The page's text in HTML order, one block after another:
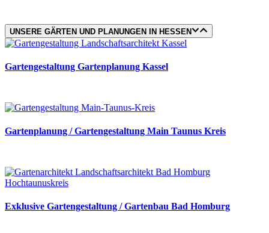
UNSERE GÄRTEN UND PLANUNGEN IN HESSEN
Gartengestaltung Gartenplanung Kassel
Gartenplanung / Gartengestaltung Main Taunus Kreis
Exklusive Gartengestaltung / Gartenbau Bad Homburg